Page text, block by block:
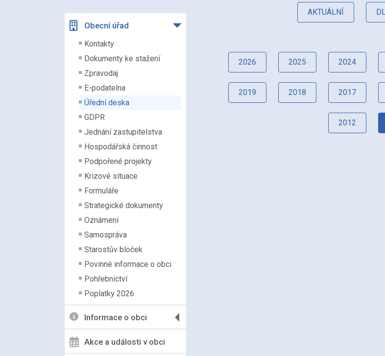
Obecní úřad
Kontakty
Dokumenty ke stažení
Zpravodaj
E-podatelna
Úřední deska
GDPR
Jednání zastupitelstva
Hospodářská činnost
Podpořené projekty
Krizové situace
Formuláře
Strategické dokumenty
Oznámení
Samospráva
Starostův bloček
Povinné informace o obci
Pohřebnictví
Poplatky 2026
Informace o obci
Akce a události v obci
AKTUÁLNÍ
2026 2025 2024
2019 2018 2017
2012